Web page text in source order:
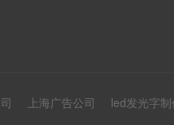
上海广告公司 led发光字